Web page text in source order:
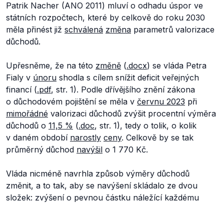
Patrik Nacher (ANO 2011) mluví o odhadu úspor ve
státních rozpočtech, které by celkově do roku 2030
měla přinést již schválená změna parametrů valorizace
důchodů.
Upřesněme, že na této změně (.docx) se vláda Petra
Fialy v únoru shodla s cílem snížit deficit veřejných
financí (.pdf, str. 1). Podle dřívějšího znění zákona
o důchodovém pojištění se měla v červnu 2023 při
mimořádné valorizaci důchodů zvýšit procentní výměra
důchodů o 11,5 % (.doc, str. 1), tedy o tolik, o kolik
v daném období narostly ceny. Celkově by se tak
průměrný důchod navýšil o 1 770 Kč.
Vláda nicméně navrhla způsob výměry důchodů
změnit, a to tak, aby se navýšení skládalo ze dvou
složek: zvýšení o pevnou částku náležící každému